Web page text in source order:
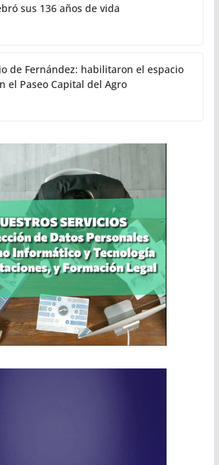
sus 136 años de vida
de Fernández: habilitaron el espacio
el Paseo Capital del Agro